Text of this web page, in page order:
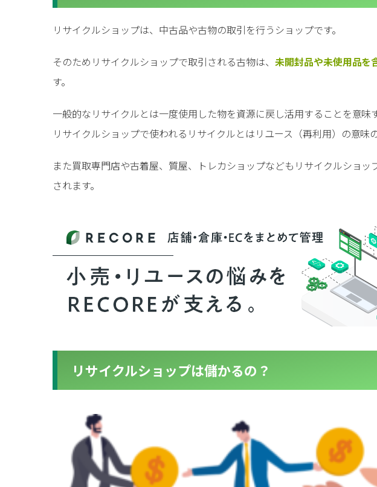
リサイクルショップは、中古品や古物の取引を行うショップです。
そのためリサイクルショップで取引される古物は、 未開封品や未使用品を
す。
一般的なリサイクルとは一度使用した物を資源に戻し活用することを意味
リサイクルショップで使われるリサイクルとはリユース（再利用）の意味
また買取専門店や古着屋、質屋、トレカショップなどもリサイクルショ
されます。
リサイクルショップは儲かるの？